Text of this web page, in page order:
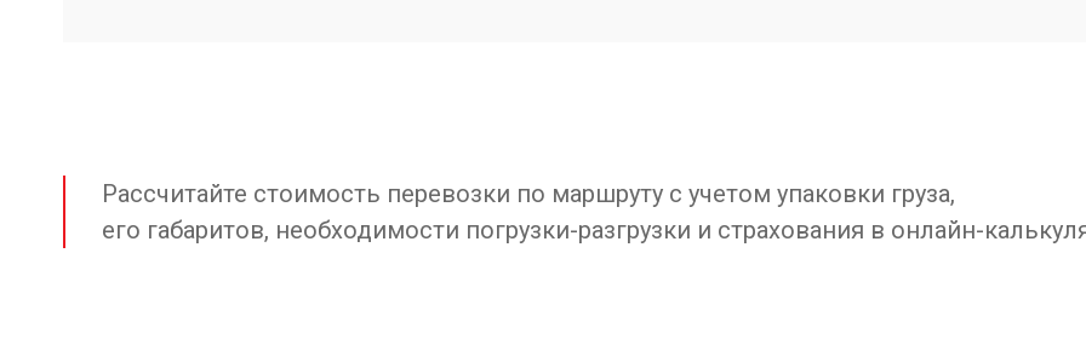
Рассчитайте стоимость перевозки по маршруту с учетом упаковки груза,
его габаритов, необходимости погрузки-разгрузки и страхования в онлайн-